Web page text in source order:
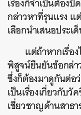
เรื่องก็จำเป็นต้อง
กล่าวหาที่รุนแรง แ
เลือกนำเสนอประเ
แต่ถ้าหากเรื่อ
พิสูจน์ยืนยันข้อกล่า
ซึ่งก็ต้องมาดูกันต่อ
เป็นเรื่องเกี่ยวกับ
เชี่ยวชาญด้านสาธ